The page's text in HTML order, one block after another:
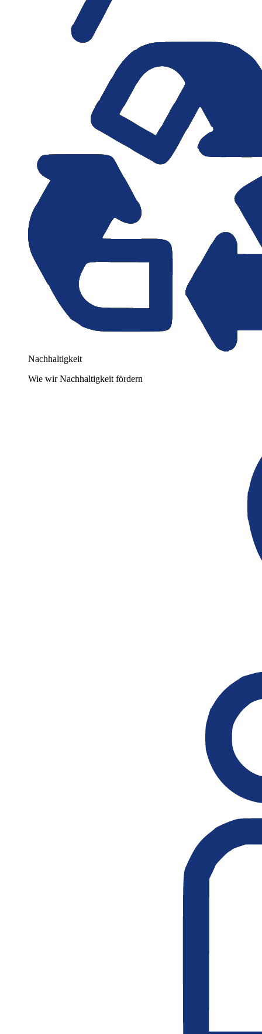
Nachhaltigkeit
Wie wir Nachhaltigkeit fördern